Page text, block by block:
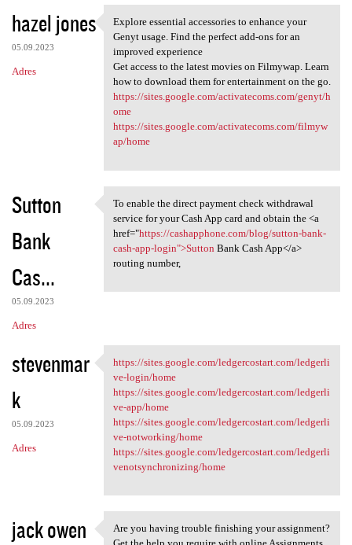
hazel jones
05.09.2023
Adres
Explore essential accessories
Explore essential accessories to enhance your
Genyt usage. Find the perfect add-ons for an
improved experience
Get access to the latest movies on Filmywap. Learn
how to download them for entertainment on the go.
https://sites.google.com/activatecoms.com/genyt/h
ome
https://sites.google.com/activatecoms.com/filmyw
ap/home
Sutton
Bank
Cas...
05.09.2023
Adres
To enable the direct payment
To enable the direct payment check withdrawal
service for your Cash App card and obtain the <a
href="https://cashapphone.com/blog/sutton-bank-
cash-app-login">Sutton Bank Cash App</a>
routing number,
stevenmar
k
05.09.2023
Adres
https://sites.google.com
https://sites.google.com/ledgercostart.com/ledgerli
ve-login/home
https://sites.google.com/ledgercostart.com/ledgerli
ve-app/home
https://sites.google.com/ledgercostart.com/ledgerli
ve-notworking/home
https://sites.google.com/ledgercostart.com/ledgerli
venotsynchronizing/home
jack owen Are you having trouble
Are you having trouble finishing your assignment?